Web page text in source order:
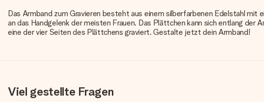
Das Armband zum Gravieren besteht aus einem silberfarbenen Edelstahl
an das Handgelenk der meisten Frauen. Das Plättchen kann sich entlang
eine der vier Seiten des Plättchens graviert. Gestalte jetzt dein Armband!
Viel gestellte Fragen